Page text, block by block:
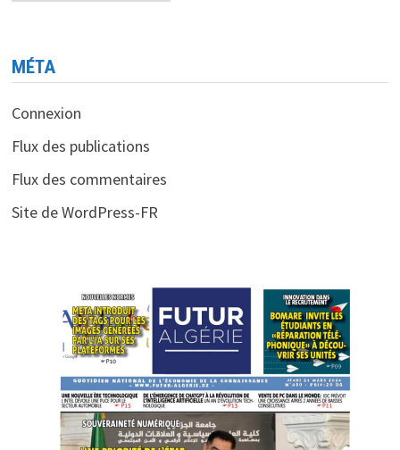
MÉTA
Connexion
Flux des publications
Flux des commentaires
Site de WordPress-FR